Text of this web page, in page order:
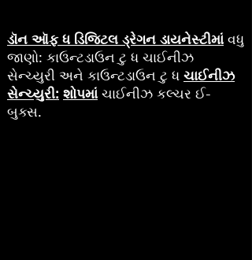
ડૉન ઑફ ધ ડિજિટલ ડ્રેગન ડાયનેસ્ટીમાંવધુ
જાણો: કાઉન્ટડાઉન ટુ ધ ચાઈનીઝ
સેન્ચ્યુરી અને કાઉન્ટડાઉન ટુ ધ ચાઈનીઝ
સેન્ચ્યુરી: શોપમાંચાઈનીઝ કલ્ચર ઈ-
બુક્સ.